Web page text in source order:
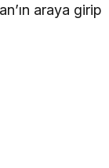
araya girip